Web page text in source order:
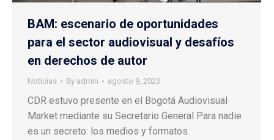
BAM: escenario de oportunidades
para el sector audiovisual y desafíos
en derechos de autor
Noticias By admin agosto 9, 2023
CDR estuvo presente en el Bogotá Audiovisual
Market mediante su Secretario General Para nadie
es un secreto: los medios y formatos